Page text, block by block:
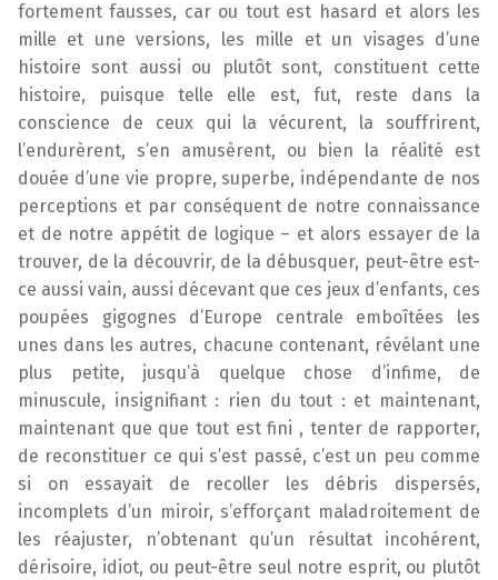
fortement fausses, car ou tout est hasard et alors les
mille et une versions, les mille et un visages d’une
histoire sont aussi ou plutôt sont, constituent cette
histoire, puisque telle elle est, fut, reste dans la
conscience de ceux qui la vécurent, la souffrirent,
l’endurèrent, s’en amusèrent, ou bien la réalité est
douée d’une vie propre, superbe, indépendante de nos
perceptions et par conséquent de notre connaissance
et de notre appétit de logique – et alors essayer de la
trouver, de la découvrir, de la débusquer, peut-être est-
ce aussi vain, aussi décevant que ces jeux d’enfants, ces
poupées gigognes d’Europe centrale emboîtées les
unes dans les autres, chacune contenant, révélant une
plus petite, jusqu’à quelque chose d’infime, de
minuscule, insignifiant : rien du tout : et maintenant,
maintenant que que tout est fini , tenter de rapporter,
de reconstituer ce qui s’est passé, c’est un peu comme
si on essayait de recoller les débris dispersés,
incomplets d’un miroir, s’efforçant maladroitement de
les réajuster, n’obtenant qu’un résultat incohérent,
dérisoire, idiot, ou peut-être seul notre esprit, ou plutôt